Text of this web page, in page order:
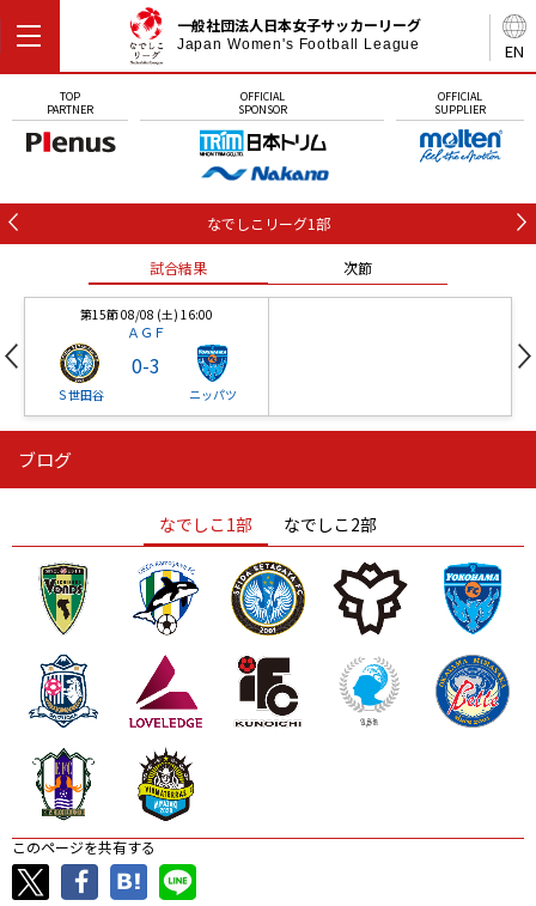
EN
一般社団法人日本女子サッカーリーグ
Japan Women's Football League
TOP
PARTNER
OFFICIAL
SPONSOR
OFFICIAL
SUPPLIER
なでしこリーグ1部
試合結果 次節
第15節 08/08 (土) 16:00
ＡＧＦ
Ｓ世田谷
0-3
ニッパツ
ニッパツ
ニッパツ 名古屋
石人の星
静岡 愛媛Ｌ
ブログ
なでしこ1部 なでしこ2部
このページを共有する